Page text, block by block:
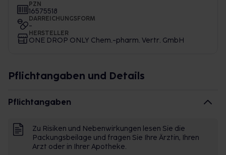
PZN
16575518
DARREICHUNGSFORM
-
HERSTELLER
ONE DROP ONLY Chem.-pharm. Vertr. GmbH
Pflichtangaben und Details
Pflichtangaben
Zu Risiken und Nebenwirkungen lesen Sie die
Packungsbeilage und fragen Sie Ihre Ärztin, Ihren
Arzt oder in Ihrer Apotheke.